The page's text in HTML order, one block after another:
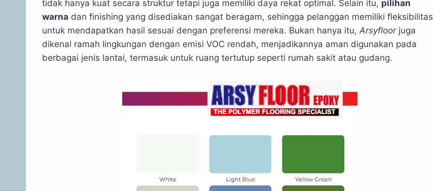
tidak hanya kuat secara struktur tetapi juga memiliki daya rekat optimal. Selain itu, pilihan
warna dan finishing yang disediakan sangat beragam, sehingga pelanggan memiliki fleksibilitas
untuk mendapatkan hasil sesuai dengan preferensi mereka. Bukan hanya itu, Arsyfloorjuga
dikenal ramah lingkungan dengan emisi VOC rendah, menjadikannya aman digunakan pada
berbagai jenis lantai, termasuk untuk ruang tertutup seperti rumah sakit atau gudang.